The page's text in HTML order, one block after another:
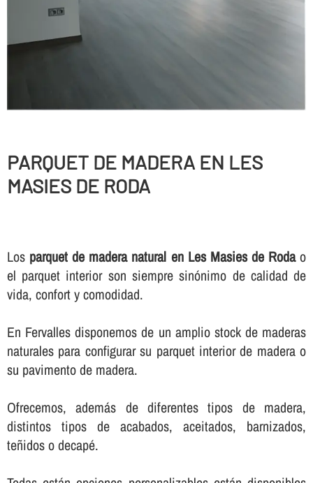
PARQUET DE MADERA EN LES
MASIES DE RODA
Los parquet de madera natural en Les Masies de Rodao
el parquet interior son siempre sinónimo de calidad de
vida, confort y comodidad.
En Fervalles disponemos de un amplio stock de maderas
naturales para configurar su parquet interior de madera o
su pavimento de madera.
Ofrecemos, además de diferentes tipos de madera,
distintos tipos de acabados, aceitados, barnizados,
teñidos o decapé.